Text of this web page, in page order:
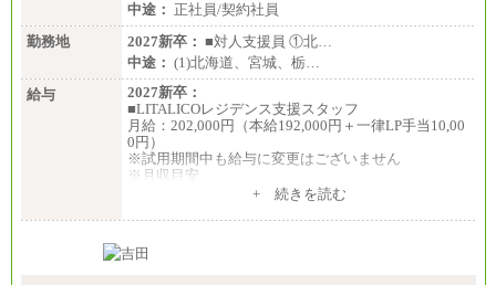
中途： 正社員/契約社員
勤務地
2027新卒： ■対人支援員 ①北…
中途： (1)北海道、宮城、栃…
給与
2027新卒：
■LITALICOレジデンス支援スタッフ
月給：202,000円（本給192,000円＋一律LP手当10,00
0円）
※試用期間中も給与に変更はございません
※月収目安
夜勤回数により変動
条件あり）
+ 続きを読む